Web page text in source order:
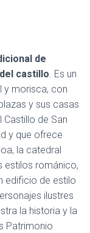
de
castillo. Es un
y morisca, con
y sus casas
Castillo de San
y que ofrece
la catedral
estilos románico,
edificio de estilo
ilustres
la historia y la
Patrimonio